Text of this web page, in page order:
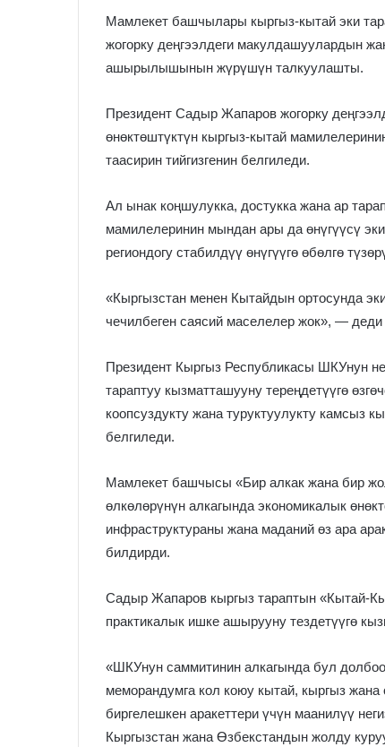
Мамлекет башчылары кыргыз-кытай эки
жогорку деңгээлдеги макулдашуулардын
ашырылышынын жүрүшүн талкуулашты.
Президент Садыр Жапаров жогорку
өнөктөштүктүн кыргыз-кытай
таасирин тийгизгенин белгиледи.
Ал ынак коңшулукка, достукка жана ар
мамилелеринин мындан ары да өнүгүүсү
региондогу стабилдүү өнүгүүгө өбөлгө
«Кыргызстан менен Кытайдын ортосунда
чечилбеген саясий маселелер жок», —
Президент Кыргыз Республикасы ШКУнун
тараптуу кызматташууну тереңдетүүгө
коопсуздукту жана туруктуулукту камсыз
белгиледи.
Мамлекет башчысы «Бир алкак жана бир
өлкөлөрүнүн алкагында экономикалык
инфраструктураны жана маданий өз ара
билдирди.
Садыр Жапаров кыргыз тараптын «Кытай-
практикалык ишке ашырууну тездетүүгө
«ШКУнун саммитинин алкагында бул
меморандумга кол коюу кытай, кыргыз
биргелешкен аракеттери үчүн маанилүү
Кыргызстан жана Өзбекстандын жолду